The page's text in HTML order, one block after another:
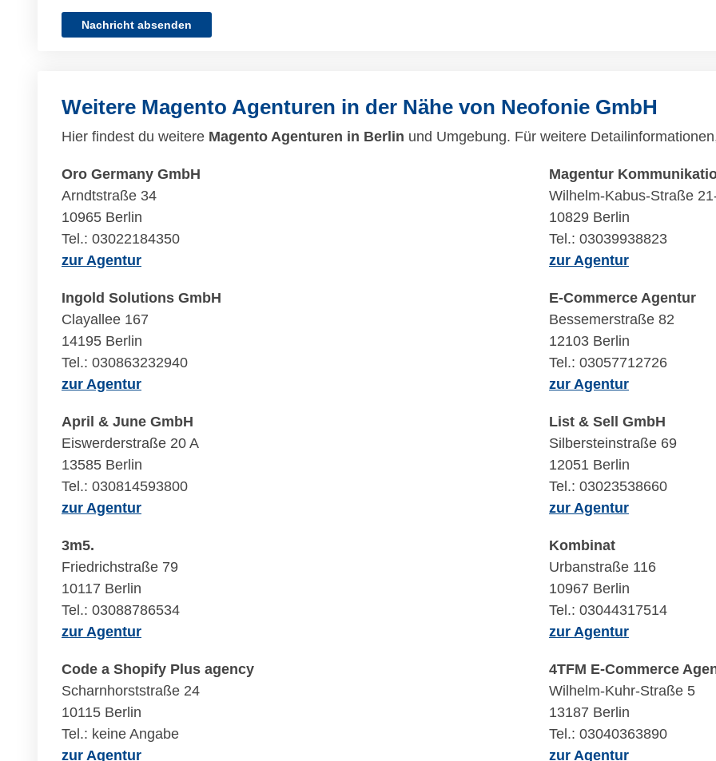
Nachricht absenden
Weitere Magento Agenturen in der Nähe von Neofonie GmbH
Hier findest du weitere Magento Agenturen in Berlin und Umgebung. Für weitere
Oro Germany GmbH
Arndtstraße 34
10965 Berlin
Tel.: 03022184350
zur Agentur
Magentur
Wilhelm-Kabus-Straße
10829 Berlin
Tel.: 03039938823
zur Agentur
Ingold Solutions GmbH
Clayallee 167
14195 Berlin
Tel.: 030863232940
zur Agentur
E-Commerce Agentur
Bessemerstraße 82
12103 Berlin
Tel.: 03057712726
zur Agentur
April & June GmbH
Eiswerderstraße 20 A
13585 Berlin
Tel.: 030814593800
zur Agentur
List & Sell GmbH
Silbersteinstraße 69
12051 Berlin
Tel.: 03023538660
zur Agentur
3m5.
Friedrichstraße 79
10117 Berlin
Tel.: 03088786534
zur Agentur
Kombinat
Urbanstraße 116
10967 Berlin
Tel.: 03044317514
zur Agentur
Code a Shopify Plus agency
Scharnhorststraße 24
10115 Berlin
Tel.: keine Angabe
zur Agentur
4TFM E-Commerce
Wilhelm-Kuhr-Straße 5
13187 Berlin
Tel.: 03040363890
zur Agentur